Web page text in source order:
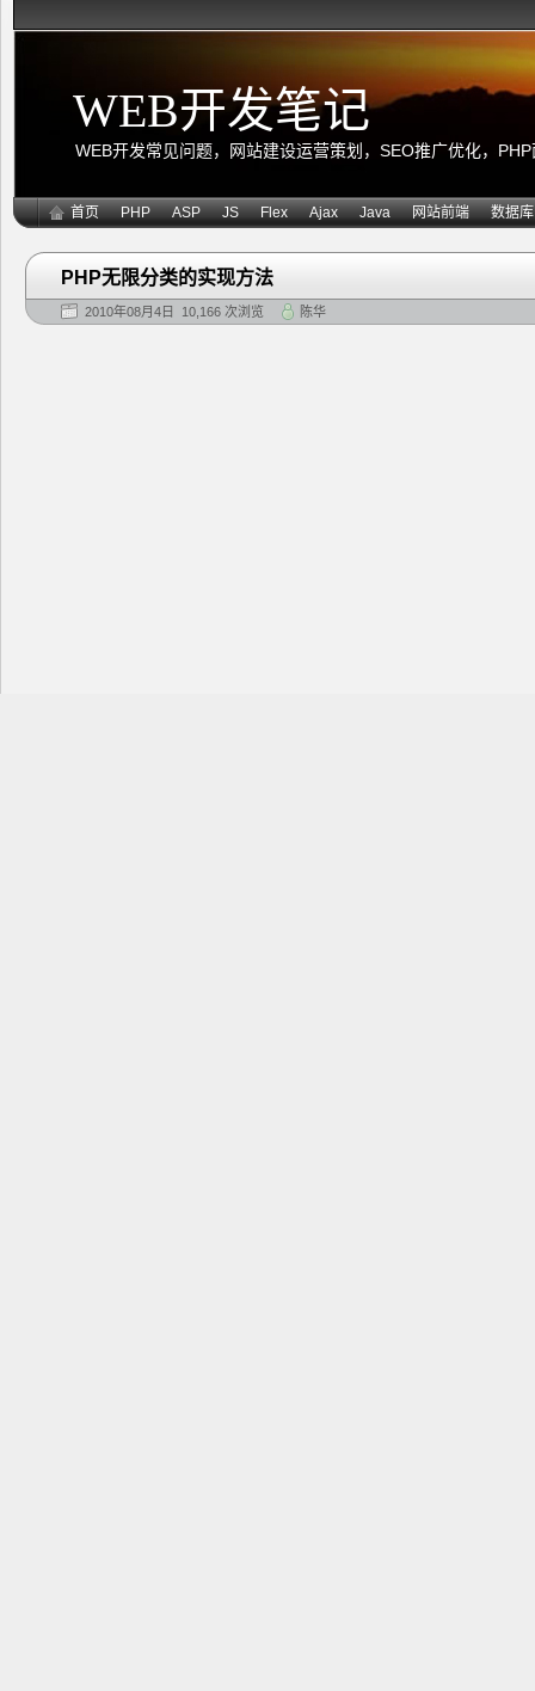
WEB开发笔记
WEB开发常见问题，网站建设运营策划，SEO推广优化，
首页 PHP ASP JS Flex Ajax Java 网站前端 数据库
PHP无限分类的实现方法
2010年08月4日 10,166 次浏览 陈华